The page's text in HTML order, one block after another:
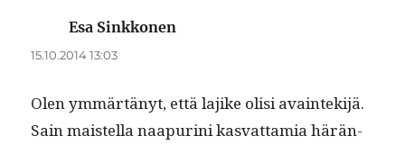
Esa Sinkkonen
15.10.2014 13:03
Olen ymmärtänyt, että lajike olisi avain­tek­i­jä.
Sain mais­tel­la naa­puri­ni kas­vat­tamia härän­